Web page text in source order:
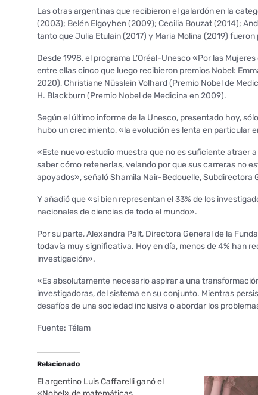
Las otras argentinas que recibieron el galardón en la
(2003); Belén Elgoyhen (2009); Cecilia Bouzat (2014);
tanto que Julia Etulain (2017) y Maria Molina (2019)
Desde 1998, el programa L’Oréal-Unesco «Por las
entre ellas cinco que luego recibieron premios Nobel:
2020), Christiane Nüsslein Volhard (Premio Nobel de
H. Blackburn (Premio Nobel de Medicina en 2009).
Según el último informe de la Unesco, presentado hoy,
hubo un crecimiento, «la evolución es lenta en particular
«Este nuevo estudio muestra que no es suficiente atraer
saber cómo retenerlas, velando por que sus carreras no
apoyados», señaló Shamila Nair-Bedouelle, Subdirectora
Y añadió que «si bien representan el 33% de los
nacionales de ciencias de todo el mundo».
Por su parte, Alexandra Palt, Directora General de la
todavía muy significativa. Hoy en día, menos de 4% han
investigación».
«Es absolutamente necesario aspirar a una
investigadoras, del sistema en su conjunto. Mientras
desafíos de una sociedad inclusiva o abordar los
Fuente: Télam
Relacionado
El argentino Luis Caffarelli ganó el